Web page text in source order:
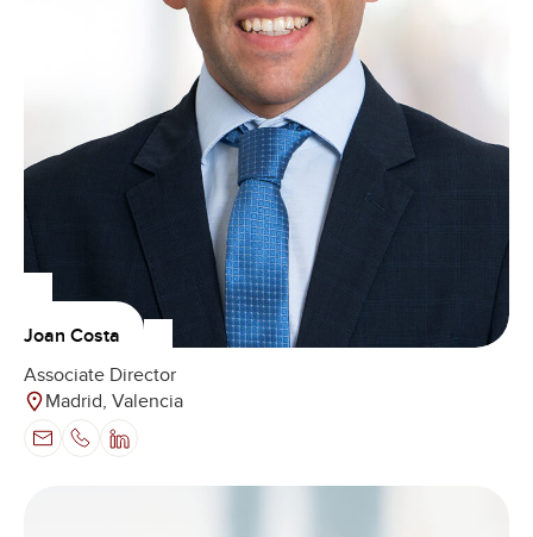
Joan Costa
Associate Director
Madrid, Valencia